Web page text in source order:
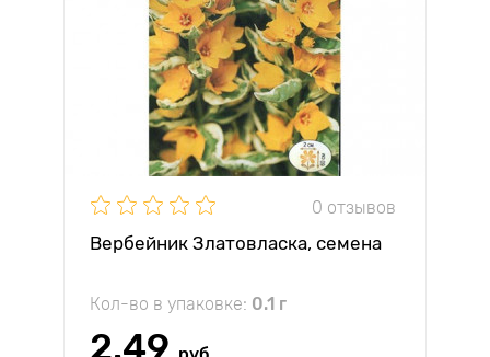
0 отзывов
Вербейник Златовласка, семена
Кол-во в упаковке: 0.1 г
2.49